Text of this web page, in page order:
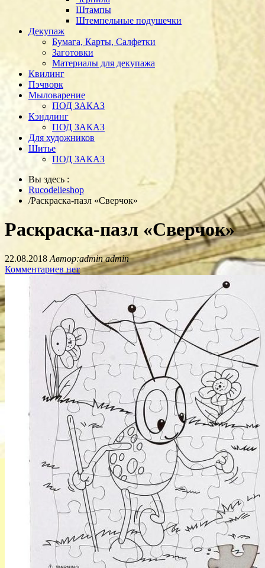
Штампы
Штемпельные подушечки
Декупаж
Бумага, Карты, Салфетки
Заготовки
Материалы для декупажа
Квилинг
Пэчворк
Мыловарение
ПОД ЗАКАЗ
Кэндлинг
ПОД ЗАКАЗ
Для художников
Шитье
ПОД ЗАКАЗ
Вы здесь :
Rucodelieshop
/Раскраска-пазл «Сверчок»
Раскраска-пазл «Сверчок»
22.08.2018 Автор:admin admin
Комментариев нет